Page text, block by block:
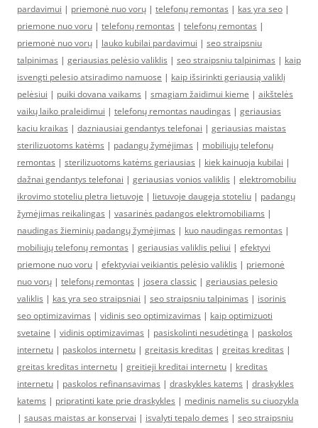
pardavimui | priemonė nuo vorų | telefonų remontas | kas yra seo |
priemone nuo voru | telefonų remontas | telefonų remontas |
priemonė nuo vorų | lauko kubilai pardavimui | seo straipsniu
talpinimas | geriausias pelėsio valiklis | seo straipsniu talpinimas | kaip
isvengti pelesio atsiradimo namuose | kaip išsirinkti geriausią valiklį
pelėsiui | puiki dovana vaikams | smagiam žaidimui kieme | aikštelės
vaikų laiko praleidimui | telefonų remontas naudingas | geriausias
kaciu kraikas | dazniausiai gendantys telefonai | geriausias maistas
sterilizuotoms katėms | padangų žymėjimas | mobiliųjų telefonų
remontas | sterilizuotoms katėms geriausias | kiek kainuoja kubilai |
dažnai gendantys telefonai | geriausias vonios valiklis | elektromobiliu
ikrovimo stoteliu pletra lietuvoje | lietuvoje daugeja stoteliu | padangų
žymėjimas reikalingas | vasarinės padangos elektromobiliams |
naudingas žieminių padangų žymėjimas | kuo naudingas remontas |
mobiliųjų telefonų remontas | geriausias valiklis peliui | efektyvi
priemone nuo voru | efektyviai veikiantis pelėsio valiklis | priemonė
nuo vorų | telefonų remontas | josera classic | geriausias pelesio
valiklis | kas yra seo straipsniai | seo straipsniu talpinimas | isorinis
seo optimizavimas | vidinis seo optimizavimas | kaip optimizuoti
svetaine | vidinis optimizavimas | pasiskolinti nesudėtinga | paskolos
internetu | paskolos internetu | greitasis kreditas | greitas kreditas |
greitas kreditas internetu | greitieji kreditai internetu | kreditas
internetu | paskolos refinansavimas | draskykles katems | draskykles
katems | pripratinti kate prie draskykles | medinis namelis su ciuozykla
| sausas maistas ar konservai | isvalyti tepalo demes | seo straipsniu